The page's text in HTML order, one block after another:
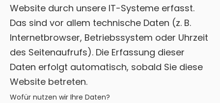
Website durch unsere IT-Systeme erfasst.
Das sind vor allem technische Daten (z. B.
Internetbrowser, Betriebssystem oder Uhrzeit
des Seitenaufrufs). Die Erfassung dieser
Daten erfolgt automatisch, sobald Sie diese
Website betreten.
Wofür nutzen wir Ihre Daten?